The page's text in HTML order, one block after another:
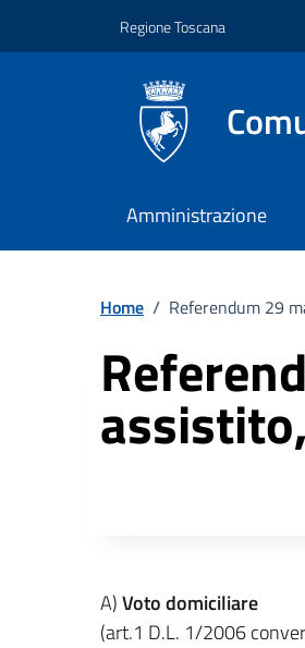
Regione Toscana
Amministrazione
Home / Referendum 29
Descrizione completa
A)Voto domiciliare
(art.1 D.L. 1/2006